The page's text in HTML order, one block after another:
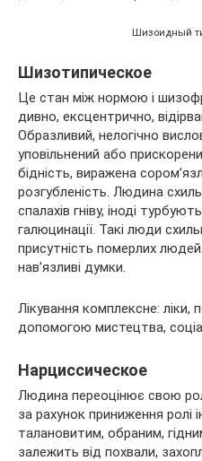
Шизоидный
Шизотипическое
Це стан між нормою і
дивно, ексцентрично,
Образливий, нелогічно
уповільнений або
бідність, виражена
розгубленість. Людина
спалахів гніву, іноді
галюцинації. Такі люди
присутність померлих
нав’язливі думки.
Лікування комплексне: ліки,
допомогою мистецтва,
Нарциссическое
Людина переоцінює свою
за рахунок приниження ролі
талановитим, обраним,
залежить від похвали,